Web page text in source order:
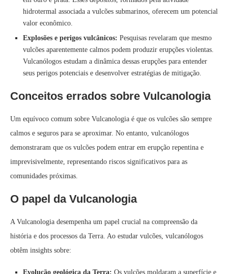
hidrotermal associada a vulcões submarinos, oferecem um potencial
valor econômico.
Explosões e perigos vulcânicos: Pesquisas revelaram que mesmo
vulcões aparentemente calmos podem produzir erupções violentas.
Vulcanólogos estudam a dinâmica dessas erupções para entender
seus perigos potenciais e desenvolver estratégias de mitigação.
Conceitos errados sobre Vulcanologia
Um equívoco comum sobre Vulcanologia é que os vulcões são sempre
calmos e seguros para se aproximar. No entanto, vulcanólogos
demonstraram que os vulcões podem entrar em erupção repentina e
imprevisivelmente, representando riscos significativos para as
comunidades próximas.
O papel da Vulcanologia
A Vulcanologia desempenha um papel crucial na compreensão da
história e dos processos da Terra. Ao estudar vulcões, vulcanólogos
obtêm insights sobre:
Evolução geológica da Terra: Os vulcões moldaram a superfície e